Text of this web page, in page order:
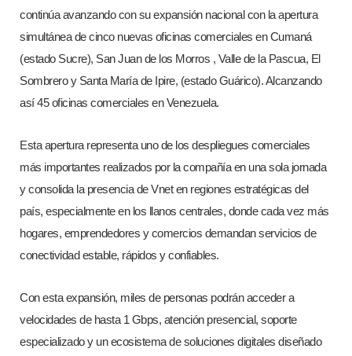
continúa avanzando con su expansión nacional con la apertura
simultánea de cinco nuevas oficinas comerciales en Cumaná
(estado Sucre), San Juan de los Morros , Valle de la Pascua, El
Sombrero y Santa María de Ipire, (estado Guárico). Alcanzando
así 45 oficinas comerciales en Venezuela.
Esta apertura representa uno de los despliegues comerciales
más importantes realizados por la compañía en una sola jornada
y consolida la presencia de Vnet en regiones estratégicas del
país, especialmente en los llanos centrales, donde cada vez más
hogares, emprendedores y comercios demandan servicios de
conectividad estable, rápidos y confiables.
Con esta expansión, miles de personas podrán acceder a
velocidades de hasta 1 Gbps, atención presencial, soporte
especializado y un ecosistema de soluciones digitales diseñado